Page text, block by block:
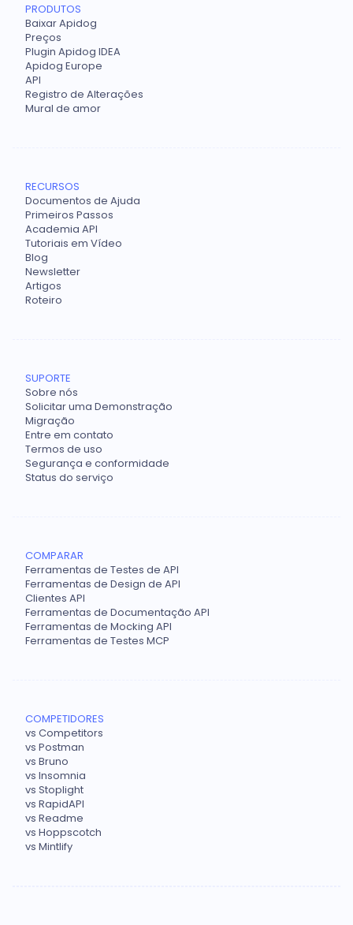
PRODUTOS
Baixar Apidog
Preços
Plugin Apidog IDEA
Apidog Europe
API
Registro de Alterações
Mural de amor
RECURSOS
Documentos de Ajuda
Primeiros Passos
Academia API
Tutoriais em Vídeo
Blog
Newsletter
Artigos
Roteiro
SUPORTE
Sobre nós
Solicitar uma Demonstração
Migração
Entre em contato
Termos de uso
Segurança e conformidade
Status do serviço
COMPARAR
Ferramentas de Testes de API
Ferramentas de Design de API
Clientes API
Ferramentas de Documentação API
Ferramentas de Mocking API
Ferramentas de Testes MCP
COMPETIDORES
vs Competitors
vs Postman
vs Bruno
vs Insomnia
vs Stoplight
vs RapidAPI
vs Readme
vs Hoppscotch
vs Mintlify